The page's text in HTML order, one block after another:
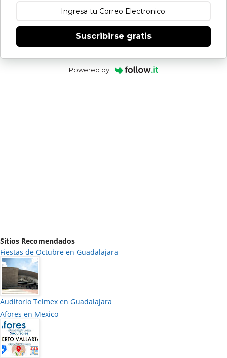
Suscribirse gratis
Powered by
Sitios Recomendados
Fiestas de Octubre en Guadalajara
Auditorio Telmex en Guadalajara
Afores en Mexico